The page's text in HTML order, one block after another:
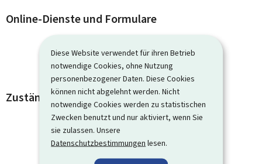
Diese Website verwendet für ihren Betrieb
notwendige Cookies, ohne Nutzung
personenbezogener Daten. Diese Cookies
können nicht abgelehnt werden. Nicht
notwendige Cookies werden zu statistischen
Zwecken benutzt und nur aktiviert, wenn Sie
sie zulassen. Unsere
Datenschutzbestimmungen lesen.
Online-Dienste und Formulare
Zuständige Kontaktstellen